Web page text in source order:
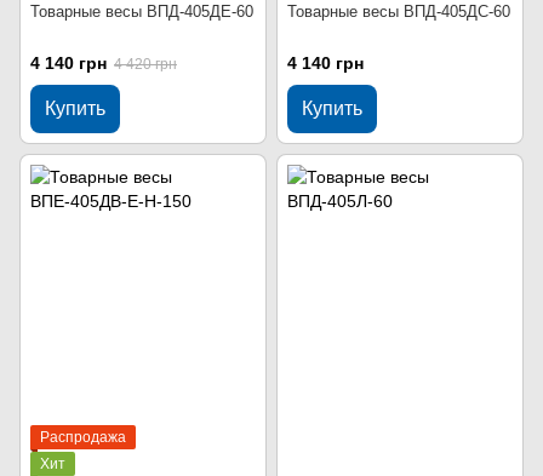
Товарные весы ВПД-405ДЕ-60
4 140 грн 4 420 грн
Купить
Товарные весы ВПД-405ДС-60
4 140 грн
Купить
Распродажа
Хит